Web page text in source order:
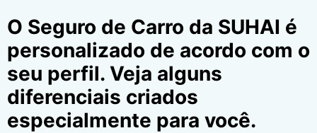
O Seguro de Carro da SUHAI é
personalizado de acordo com o
seu perfil. Veja alguns
diferenciais criados
especialmente para você.